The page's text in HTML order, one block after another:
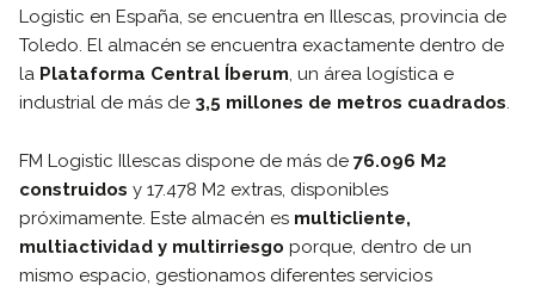
Logistic en España, se encuentra en Illescas, provincia de
Toledo. El almacén se encuentra exactamente dentro de
la Plataforma Central Íberum, un área logística e
industrial de más de 3,5 millones de metros cuadrados.
FM Logistic Illescas dispone de más de 76.096 M2
construidos y 17.478 M2 extras, disponibles
próximamente. Este almacén es multicliente,
multiactividad y multirriesgo porque, dentro de un
mismo espacio, gestionamos diferentes servicios